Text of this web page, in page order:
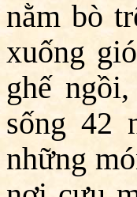
nằm bò
xuống
ghế
sống 42
những